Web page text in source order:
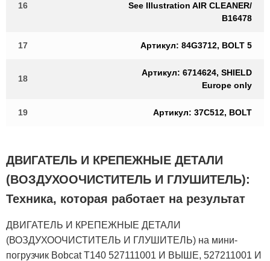
16
See Illustration AIR CLEANER/
B16478
17 Артикул: 84G3712, BOLT 5
18
Артикул: 6714624, SHIELD
Europe only
19 Артикул: 37C512, BOLT
ДВИГАТЕЛЬ И КРЕПЕЖНЫЕ ДЕТАЛИ
(ВОЗДУХООЧИСТИТЕЛЬ И ГЛУШИТЕЛЬ):
Техника, которая работает на результат
ДВИГАТЕЛЬ И КРЕПЕЖНЫЕ ДЕТАЛИ
(ВОЗДУХООЧИСТИТЕЛЬ И ГЛУШИТЕЛЬ) на мини-
погрузчик Bobcat T140 527111001 И ВЫШЕ, 527211001 И